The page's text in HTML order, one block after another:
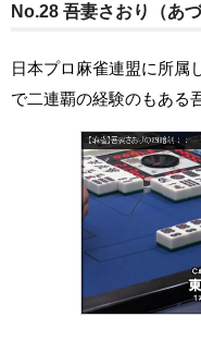
No.28 吾妻さおり（あ
日本プロ麻雀連盟に所属
で二連覇の経験のもある